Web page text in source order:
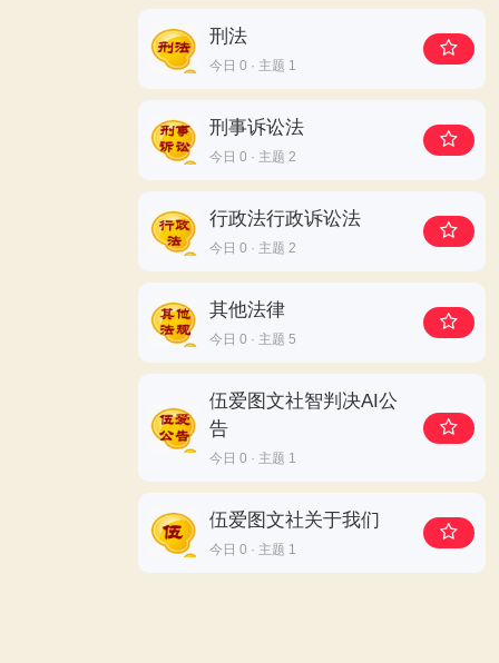
刑法
今日 0 · 主题 1
刑事诉讼法
今日 0 · 主题 2
行政法行政诉讼法
今日 0 · 主题 2
其他法律
今日 0 · 主题 5
伍爱图文社智判决AI公
告
今日 0 · 主题 1
伍爱图文社关于我们
今日 0 · 主题 1